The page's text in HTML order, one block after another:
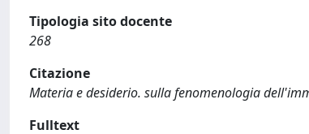
Tipologia sito docente
268
Citazione
Materia e desiderio. sulla fenomenologia
Fulltext